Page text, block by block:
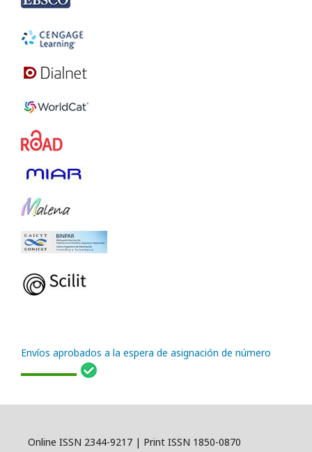
Envíos aprobados a la espera de asignación de número
Online ISSN 2344-9217 | Print ISSN 1850-0870